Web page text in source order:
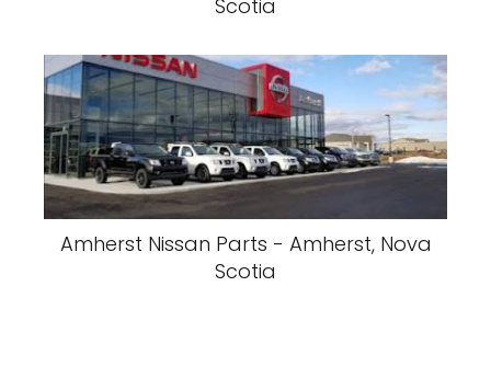
Scotia
Amherst Nissan Parts - Amherst, Nova
Scotia